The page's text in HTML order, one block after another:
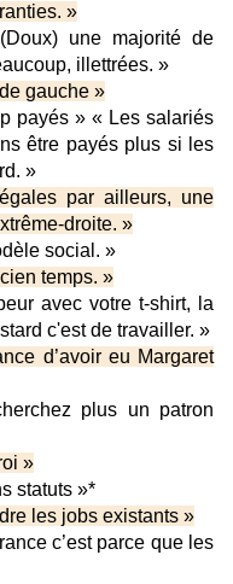
»
une majorité de
illettrées. »
gauche »
payés » « Les salariés
être payés plus si les
»
par ailleurs, une
droite. »
social. »
temps. »
avec votre t-shirt, la
c'est de travailler. »
d’avoir eu Margaret
plus un patron
»
statuts »*
les jobs existants »
c’est parce que les